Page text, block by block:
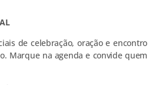
de celebração, oração e encontro
Marque na agenda e convide quem